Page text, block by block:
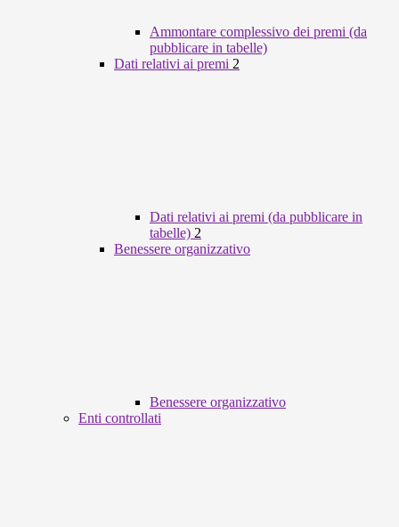
Ammontare complessivo dei premi (da
pubblicare in tabelle)
Dati relativi ai premi 2
Dati relativi ai premi (da pubblicare in
tabelle) 2
Benessere organizzativo
Benessere organizzativo
Enti controllati